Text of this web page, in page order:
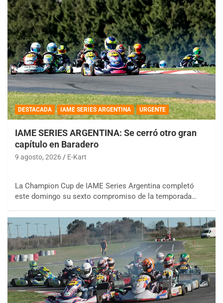
DESTACADA IAME SERIES ARGENTINA URGENTE
IAME SERIES ARGENTINA: Se cerró otro gran
capítulo en Baradero
9 agosto, 2026 E-Kart
La Champion Cup de IAME Series Argentina completó
este domingo su sexto compromiso de la temporada…